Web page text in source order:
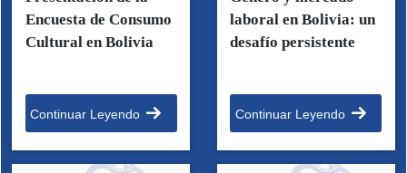
Encuesta de Consumo
Cultural en Bolivia
Continuar Leyendo
laboral en Bolivia: un
desafío persistente
Continuar Leyendo